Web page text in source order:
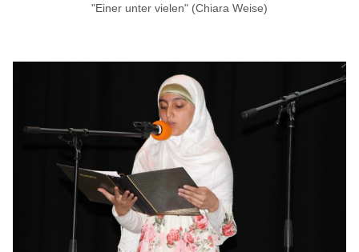
"Einer unter vielen" (Chiara Weise)